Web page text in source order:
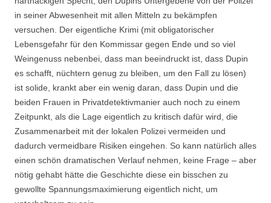
in seiner Abwesenheit mit allen Mitteln zu bekämpfen
versuchen. Der eigentliche Krimi (mit obligatorischer
Lebensgefahr für den Kommissar gegen Ende und so viel
Weingenuss nebenbei, dass man beeindruckt ist, dass Dupin
es schafft, nüchtern genug zu bleiben, um den Fall zu lösen)
ist solide, krankt aber ein wenig daran, dass Dupin und die
beiden Frauen in Privatdetektivmanier auch noch zu einem
Zeitpunkt, als die Lage eigentlich zu kritisch dafür wird, die
Zusammenarbeit mit der lokalen Polizei vermeiden und
dadurch vermeidbare Risiken eingehen. So kann natürlich alles
einen schön dramatischen Verlauf nehmen, keine Frage – aber
nötig gehabt hätte die Geschichte diese ein bisschen zu
gewollte Spannungsmaximierung eigentlich nicht, um